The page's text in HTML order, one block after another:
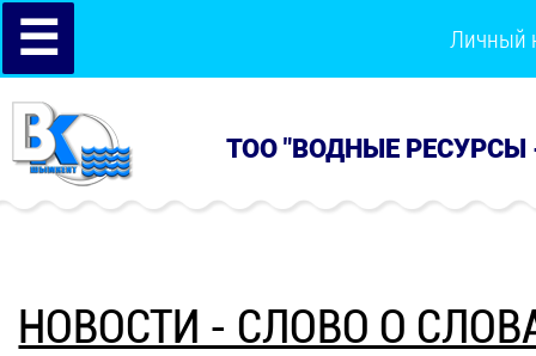
☰ Личный
ТОО "ВОДНЫЕ РЕСУРСЫ
НОВОСТИ - СЛОВО О